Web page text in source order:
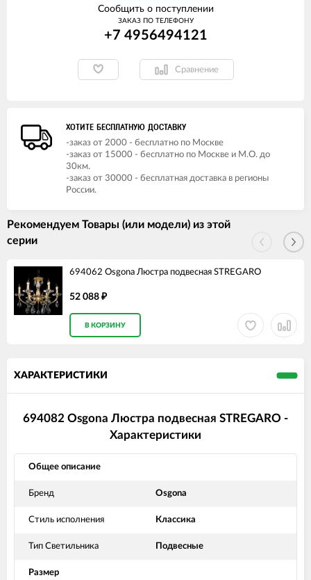
Сообщить о поступлении
ЗАКАЗ ПО ТЕЛЕФОНУ
+7 4956494121
Сравнение
ХОТИТЕ БЕСПЛАТНУЮ ДОСТАВКУ
-заказ от 2000 - бесплатно по Москве
-заказ от 15000 - бесплатно по Москве и М.О. до
30км.
-заказ от 30000 - бесплатная доставка в регионы
России.
Рекомендуем Товары (или модели) из этой
серии
694062 Osgona Люстра подвесная STREGARO
52 088 ₽
В КОРЗИНУ
ХАРАКТЕРИСТИКИ
694082 Osgona Люстра подвесная STREGARO -
Характеристики
Общее описание
Бренд Osgona
Стиль исполнения Классика
Тип Светильника Подвесные
Размер